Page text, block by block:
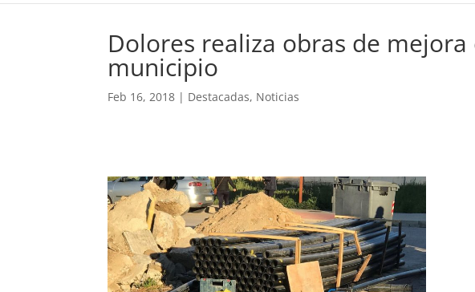
Dolores realiza obras de mejora
municipio
Feb 16, 2018 | Destacadas, Noticias